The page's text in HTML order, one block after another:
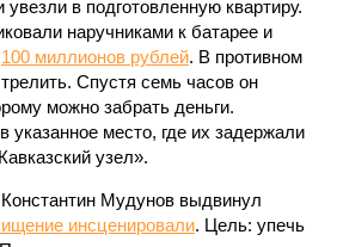
в подготовленную квартиру.
наручниками к батарее и
100 миллионов рублей. В противном
Спустя семь часов он
можно забрать деньги.
указанное место, где их задержали
узел».
Мудунов выдвинул
инсценировали. Цель: упечь